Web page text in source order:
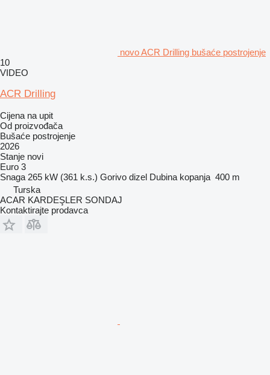
novo ACR Drilling bušaće postrojenje
10
VIDEO
ACR Drilling
Cijena na upit
Od proizvođača
Bušaće postrojenje
2026
Stanje novi
Euro 3
Snaga 265 kW (361 k.s.) Gorivo dizel Dubina kopanja 400 m
Turska
ACAR KARDEŞLER SONDAJ
Kontaktirajte prodavca